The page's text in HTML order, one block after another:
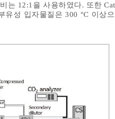
는 12:1을 사용하였다. 또한
유성 입자물질은 300 °C 이상